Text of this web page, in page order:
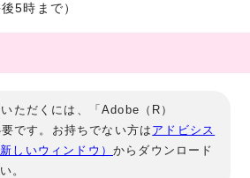
5時まで）
ただくには、「Adobe（R）
です。お持ちでない方は アドビシス
しいウィンドウ）からダウンロード
。